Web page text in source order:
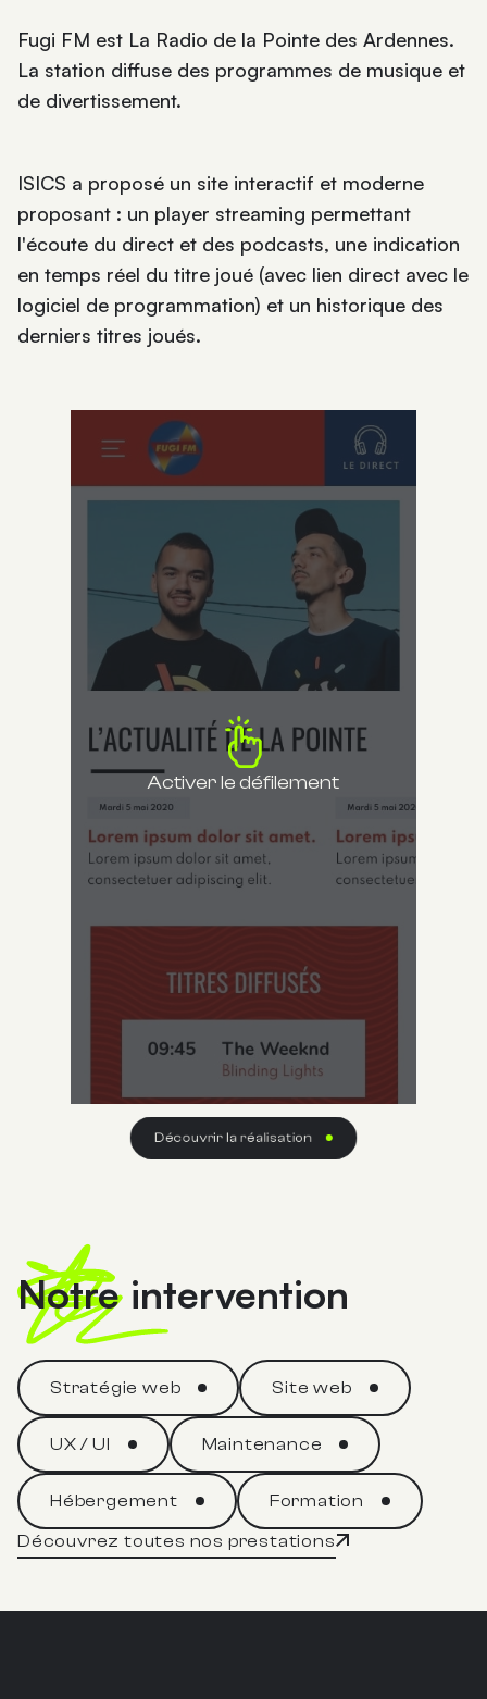
Fugi FM est La Radio de la Pointe des Ardennes.
La station diffuse des programmes de musique et
de divertissement.
ISICS a proposé un site interactif et moderne
proposant : un player streaming permettant
l'écoute du direct et des podcasts, une indication
en temps réel du titre joué (avec lien direct avec le
logiciel de programmation) et un historique des
derniers titres joués.
Activer le défilement
Découvrir la réalisation
Notre intervention
Stratégie web Site web
UX / UI Maintenance
Hébergement Formation
Découvrez toutes nos prestations